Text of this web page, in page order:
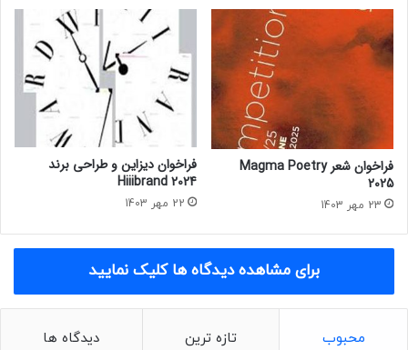
ا
ل
ی
ا
ل
ی
ع
ک
p
s
o
۲
۲
فراخوان شعر Magma Poetry
2025
23 مهر 1403
فراخوان دیزاین و طراحی برند
Hiiibrand 2024
22 مهر 1403
برای مشاهده دیدگاه ها کلیک نمایید
محبوب تازه ترین دیدگاه ها